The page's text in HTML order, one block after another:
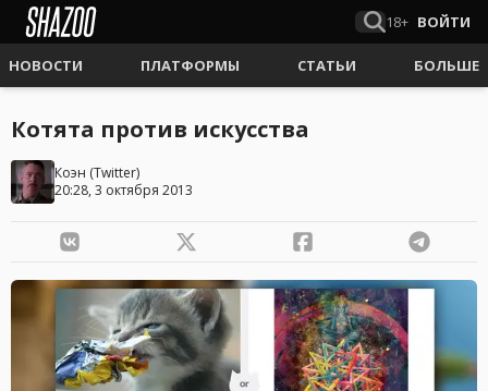
18+ ВОЙТИ
НОВОСТИ ПЛАТФОРМЫ СТАТЬИ БОЛЬШЕ
Котята против искусства
Коэн (Twitter)
20:28, 3 октября 2013